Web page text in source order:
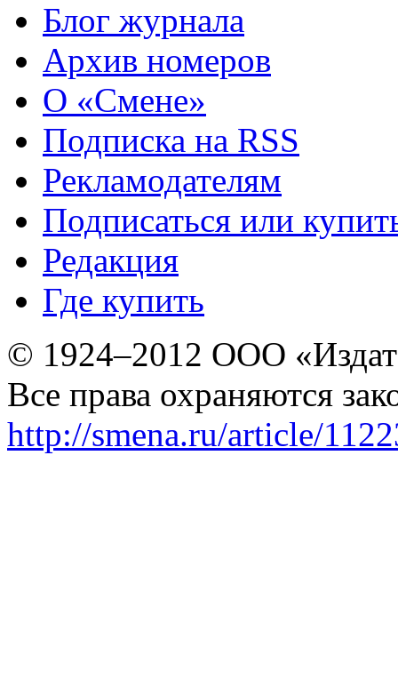
Блог журнала
Архив номеров
О «Смене»
Подписка на RSS
Рекламодателям
Подписаться или
Редакция
Где купить
© 1924–2012 ООО
Все права охраняются
http://smena.ru/article/